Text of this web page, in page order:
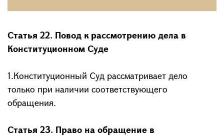
Статья 22. Повод к рассмотрению дела в
Конституционном Суде
1.Конституционный Суд рассматривает дело
только при наличии соответствующего
обращения.
Статья 23. Право на обращение в